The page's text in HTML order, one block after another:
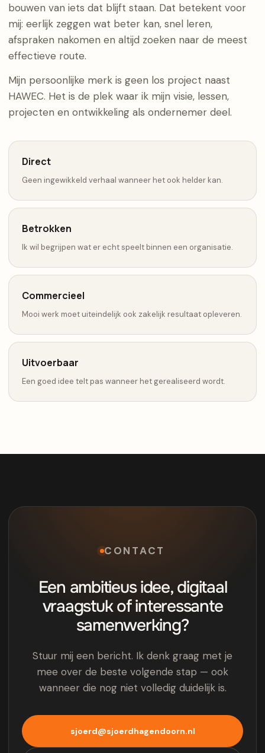
bouwen van iets dat blijft staan. Dat betekent voor
mij: eerlijk zeggen wat beter kan, snel leren,
afspraken nakomen en altijd zoeken naar de meest
effectieve route.
Mijn persoonlijke merk is geen los project naast
HAWEC. Het is de plek waar ik mijn visie, lessen,
projecten en ontwikkeling als ondernemer deel.
Direct
Geen ingewikkeld verhaal wanneer het ook helder kan.
Betrokken
Ik wil begrijpen wat er echt speelt binnen een organisatie.
Commercieel
Mooi werk moet uiteindelijk ook zakelijk resultaat opleveren.
Uitvoerbaar
Een goed idee telt pas wanneer het gerealiseerd wordt.
CONTACT
Een ambitieus idee, digitaal
vraagstuk of interessante
samenwerking?
Stuur mij een bericht. Ik denk graag met je
mee over de beste volgende stap — ook
wanneer die nog niet volledig duidelijk is.
sjoerd@sjoerdhagendoorn.nl